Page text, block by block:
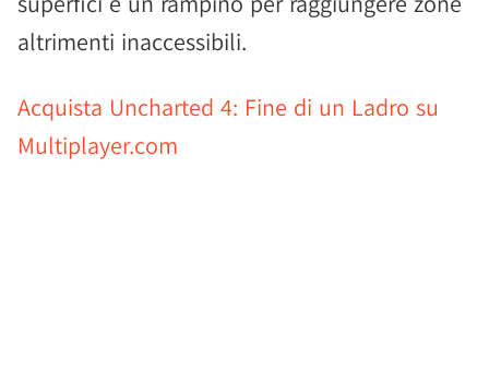
altrimenti inaccessibili.
Acquista Uncharted 4: Fine di un Ladro su
Multiplayer.com